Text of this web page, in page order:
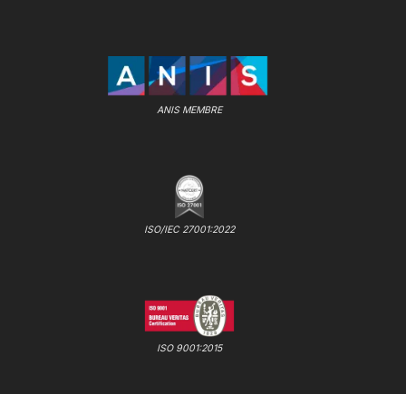
ANIS MEMBRE
ISO/IEC 27001:2022
ISO 9001:2015